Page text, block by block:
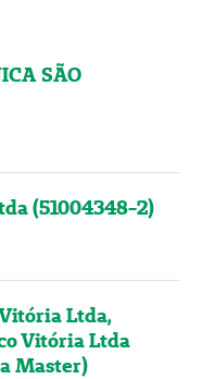
SÃO
(51004348-2)
Ltda,
Vitória Ltda
Master)